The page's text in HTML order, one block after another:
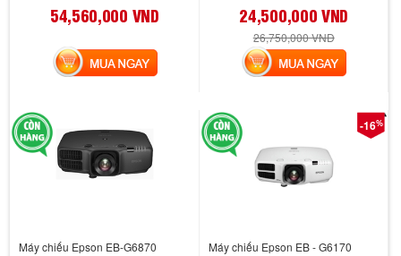
54,560,000 VND
MUA NGAY
24,500,000 VND
26,750,000 VND
MUA NGAY
Máy chiếu Epson EB-G6870
-16%
Máy chiếu Epson EB - G6170